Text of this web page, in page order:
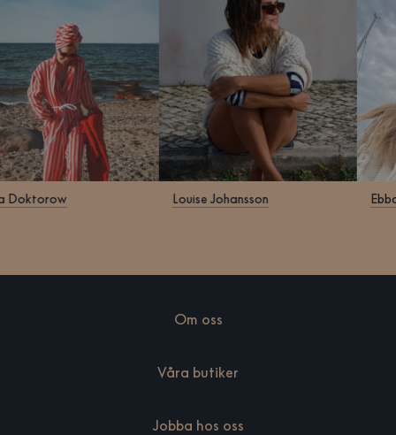
Doktorow Louise Johansson
Om oss
Våra butiker
Jobba hos oss